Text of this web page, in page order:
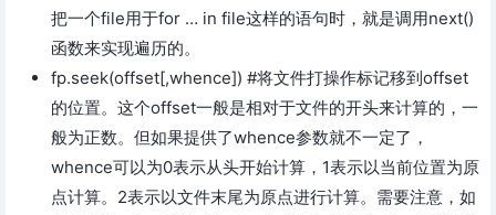
把一个file用于for … in file这样的语句时，就是调用next()
函数来实现遍历的。
fp.seek(offset[,whence]) #将文件打操作标记移到offset
的位置。这个offset一般是相对于文件的开头来计算的，一
般为正数。但如果提供了whence参数就不一定了，
whence可以为0表示从头开始计算，1表示以当前位置为原
点计算。2表示以文件末尾为原点进行计算。需要注意，如